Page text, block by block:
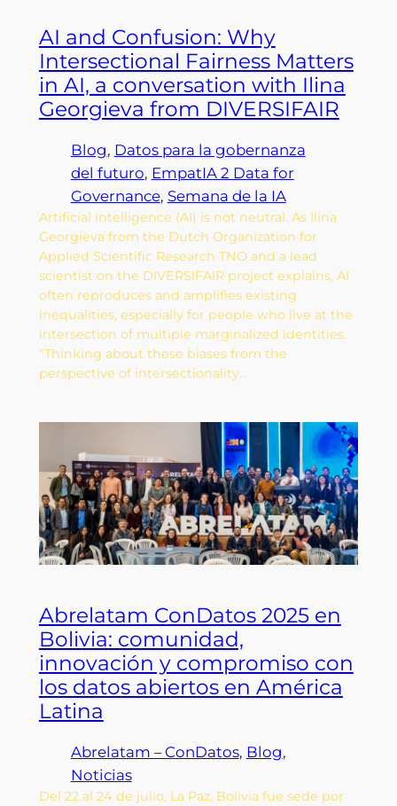
AI and Confusion: Why
Intersectional Fairness Matters
in AI, a conversation with Ilina
Georgieva from DIVERSIFAIR
Blog, Datos para la gobernanza
del futuro, EmpatIA 2 Data for
Governance, Semana de la IA
Artificial intelligence (AI) is not neutral. As Ilina
Georgieva from the Dutch Organization for
Applied Scientific Research TNO and a lead
scientist on the DIVERSIFAIR project explains, AI
often reproduces and amplifies existing
inequalities, especially for people who live at the
intersection of multiple marginalized identities.
“Thinking about these biases from the
perspective of intersectionality…
Abrelatam ConDatos 2025 en
Bolivia: comunidad,
innovación y compromiso con
los datos abiertos en América
Latina
Abrelatam – ConDatos, Blog
Noticias
Del 22 al 24 de julio, La Paz, Bolivia fue sede por